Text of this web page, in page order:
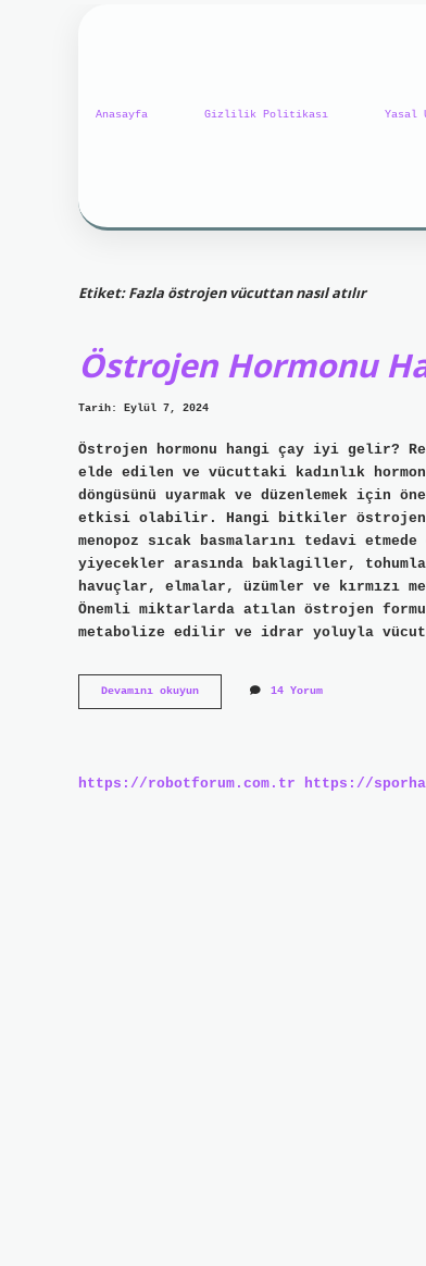
Anasayfa Gizlilik Politikası Yasal
Etiket:Fazla östrojen vücuttan nasıl atılır
Östrojen Hormonu
Tarih: Eylül 7, 2024
Östrojen hormonu hangi çay iyi gelir?
elde edilen ve vücuttaki kadınlık
döngüsünü uyarmak ve düzenlemek için
etkisi olabilir. Hangi bitkiler
menopoz sıcak basmalarını tedavi
yiyecekler arasında baklagiller,
havuçlar, elmalar, üzümler ve kırmızı
Önemli miktarlarda atılan östrojen
metabolize edilir ve idrar yoluyla
Devamını okuyunÖstrojen
Hormonu
Gelir
14 Yorum
https://robotforum.com.tr https://